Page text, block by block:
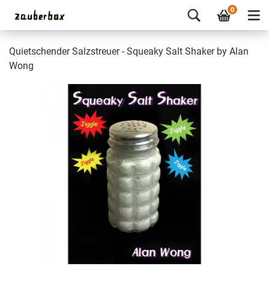
0
Quietschender Salzstreuer - Squeaky Salt Shaker by Alan
Wong